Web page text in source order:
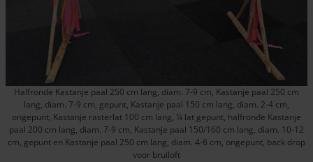
Halfronde Kastanje paal 250 cm lang, diam. 7-9 cm, Kastanje paal 250 cm
lang, diam. 7-9 cm, gepunt, Kastanje paal 150 cm lang, diam. 2-4 cm,
ongepunt, Kastanje rasterlat 100 cm lang, ¼ lat gepunt, halfronde Kastanje
paal 200 cm lang, diam. 7-9 cm, Kastanje paal 150/160 cm lang, diam. 10-12
cm, gepunt en Kastanje paal 250 cm lang, diam. 4-6 cm, ongepunt, back drop
voor bruiloft